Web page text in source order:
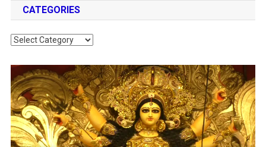
CATEGORIES
Categories